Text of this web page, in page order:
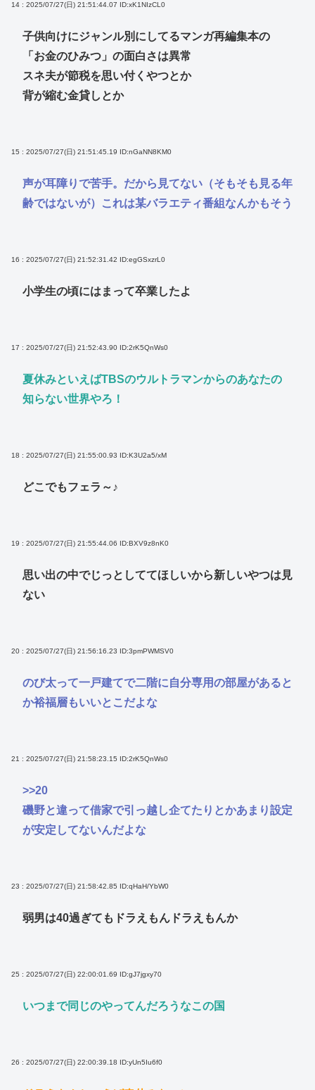
14 : 2025/07/27(日) 21:51:44.07 ID:xK1NIzCL0
子供向けにジャンル別にしてるマンガ再編集本の
「お金のひみつ」の面白さは異常
スネ夫が節税を思い付くやつとか
背が縮む金貸しとか
15 : 2025/07/27(日) 21:51:45.19 ID:nGaNN8KM0
声が耳障りで苦手。だから見てない（そもそも見る年
齢ではないが）これは某バラエティ番組なんかもそう
16 : 2025/07/27(日) 21:52:31.42 ID:egGSxzrL0
小学生の頃にはまって卒業したよ
17 : 2025/07/27(日) 21:52:43.90 ID:2rK5QnWs0
夏休みといえばTBSのウルトラマンからのあなたの
知らない世界やろ！
18 : 2025/07/27(日) 21:55:00.93 ID:K3U2a5/xM
どこでもフェラ～♪
19 : 2025/07/27(日) 21:55:44.06 ID:BXV9z8nK0
思い出の中でじっとしててほしいから新しいやつは見
ない
20 : 2025/07/27(日) 21:56:16.23 ID:3pmPWMSV0
のび太って一戸建てで二階に自分専用の部屋があると
か裕福層もいいとこだよな
21 : 2025/07/27(日) 21:58:23.15 ID:2rK5QnWs0
>>20
磯野と違って借家で引っ越し企てたりとかあまり設定
が安定してないんだよな
23 : 2025/07/27(日) 21:58:42.85 ID:qHaH/YbW0
弱男は40過ぎてもドラえもんドラえもんか
25 : 2025/07/27(日) 22:00:01.69 ID:gJ7jgxy70
いつまで同じのやってんだろうなこの国
26 : 2025/07/27(日) 22:00:39.18 ID:yUn5Iu6f0